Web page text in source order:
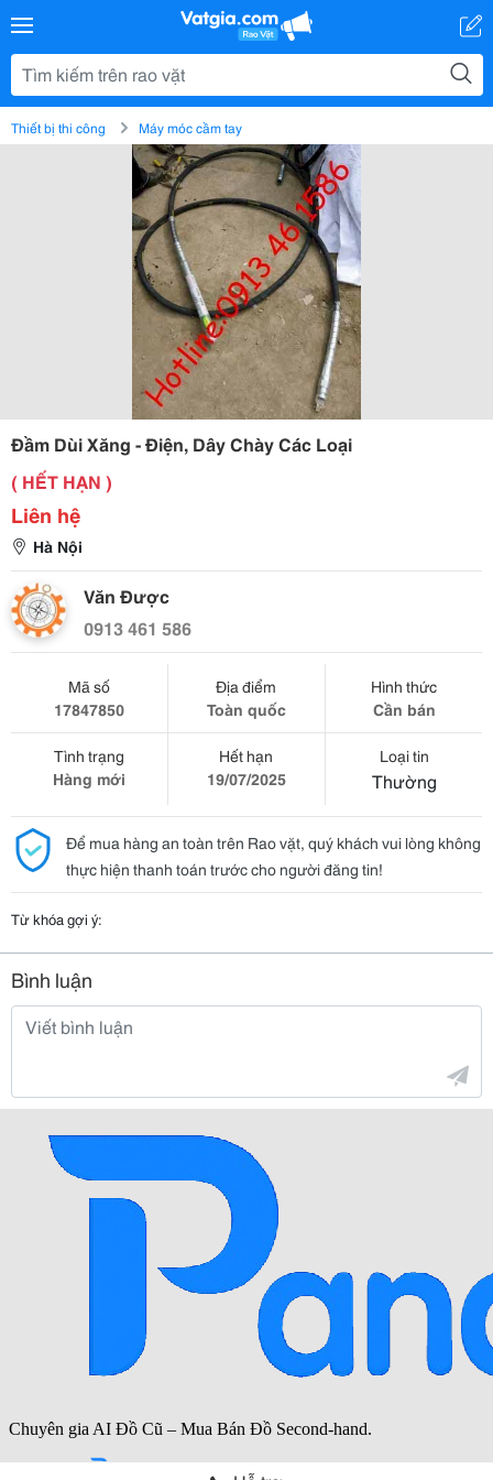
Thiết bị thi công Máy móc cầm tay
Đầm Dùi Xăng - Điện, Dây Chày Các Loại
( HẾT HẠN )
Liên hệ
Hà Nội
Văn Được
0913 461 586
Mã số
17847850
Địa điểm
Toàn quốc
Hình thức
Cần bán
Tình trạng
Hàng mới
Hết hạn
19/07/2025
Loại tin
Thường
Để mua hàng an toàn trên Rao vặt, quý khách vui lòng không
thực hiện thanh toán trước cho người đăng tin!
Từ khóa gợi ý:
Bình luận